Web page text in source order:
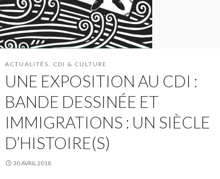
ACTUALITÉS, CDI & CULTURE
UNE EXPOSITION AU CDI :
BANDE DESSINÉE ET
IMMIGRATIONS : UN SIÈCLE
D’HISTOIRE(S)
30 AVRIL 2018